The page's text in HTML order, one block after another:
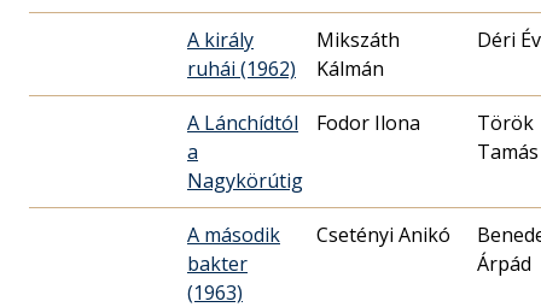
A király
ruhái (1962)
Mikszáth
Kálmán
Déri
A Lánchídtól
a
Nagykörútig
Fodor Ilona
Török
Tamás
A második
bakter
(1963)
Csetényi Anikó
Árpád